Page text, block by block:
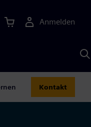
Anmelden
KI
Kontakt